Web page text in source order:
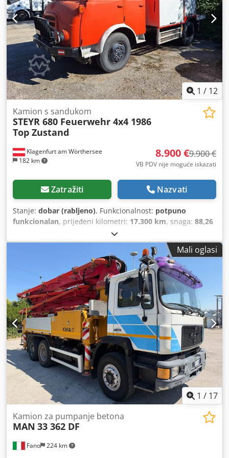
1 / 12
Klagenfurt am Wörthersee
182 km
Kamion s sandukom
STEYR 680 Feuerwehr 4x4 1986
Top Zustand
8.900 €9.900 €
VB PDV nije moguće iskazati
Zatražiti Nazvati
Stanje: dobar (rabljeno), Funkcionalnost: potpuno
funkcionalan, prijeđeni kilometri: 17.300 km, snaga: 88,26
, vrsta goriva:dizel
5.430 kg, ukupna masa:10.500 kg, konfiguracija osovina:
, Godina proizvodnje:1986
, Oprema:
pogon na sva četiri kotača,
Mali oglasi
1 / 17
Fano 224 km
Kamion za pumpanje betona
MAN 33 362 DF